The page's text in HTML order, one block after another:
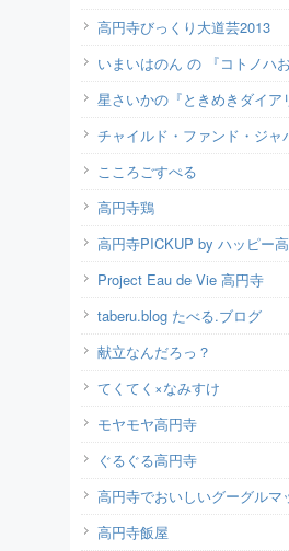
高円寺びっくり大道芸2013
いまいはのん の 『コトノハお
星さいかの『ときめきダイア
チャイルド・ファンド・ジャ
こころごすぺる
高円寺鶏
高円寺PICKUP by ハッピー
Project Eau de Vie 高円寺
taberu.blog たべる.ブログ
献立なんだろっ？
てくてく×なみすけ
モヤモヤ高円寺
ぐるぐる高円寺
高円寺でおいしいグーグルマ
高円寺飯屋